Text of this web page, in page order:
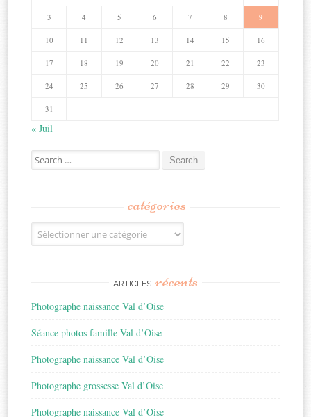
3 4 5 6 7 8 9
10 11 12 13 14 15 16
17 18 19 20 21 22 23
24 25 26 27 28 29 30
31
« Juil
Search
for:
catégories
Catégories
ARTICLES récents
Photographe naissance Val d’Oise
Séance photos famille Val d’Oise
Photographe naissance Val d’Oise
Photographe grossesse Val d’Oise
Photographe naissance Val d’Oise